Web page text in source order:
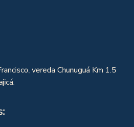
vereda Chunuguá Km 1.5